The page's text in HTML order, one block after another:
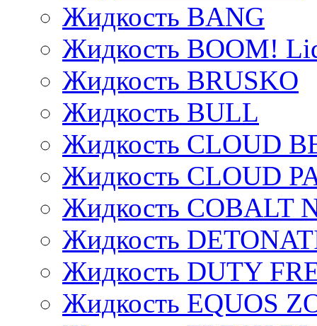
Жидкость BANG
Жидкость BOOM!
Жидкость BRUSKO
Жидкость BULL
Жидкость CLOUD
Жидкость CLOUD
Жидкость COBALT
Жидкость
Жидкость DUTY
Жидкость EQUOS